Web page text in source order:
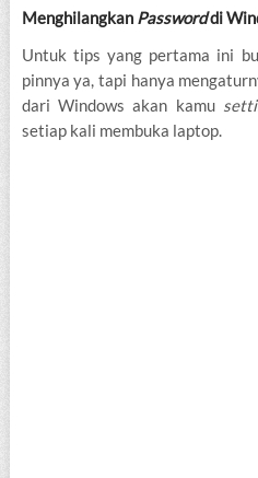
Menghilangkan Passworddi
Untuk tips yang pertama ini
pinnya ya, tapi hanya
dari Windows akan kamu
setiap kali membuka laptop.